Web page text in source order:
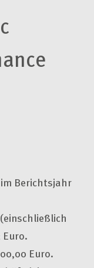
Berichtsjahr
Euro.